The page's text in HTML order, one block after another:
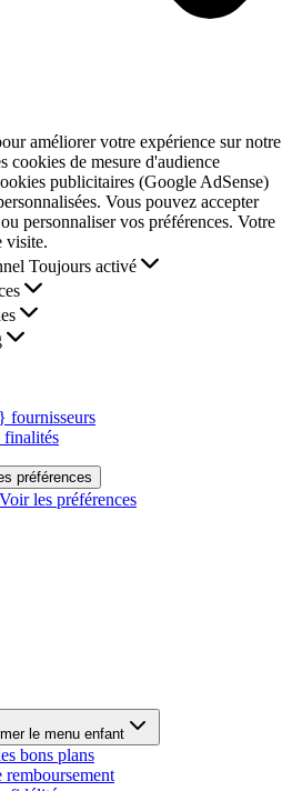
améliorer votre expérience sur notre
cookies de mesure d'audience
publicitaires (Google AdSense)
Vous pouvez accepter
personnaliser vos préférences. Votre
visite.
Toujours activé
fournisseurs
finalités
préférences
Voir les préférences
le menu enfant
bons plans